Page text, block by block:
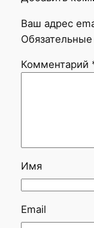
Ваш адрес
Комментарий
Имя
Email